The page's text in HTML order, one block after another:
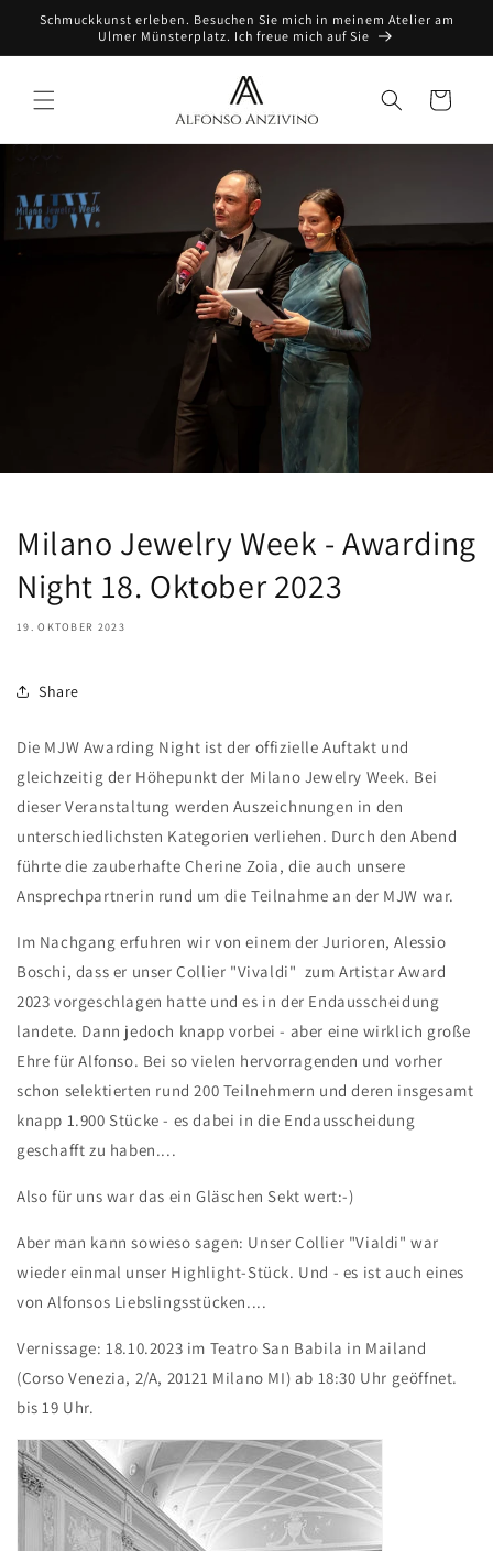
zum
Schmuckkunst erleben. Besuchen Sie mich in meinem Atelier am
Ulmer Münsterplatz. Ich freue mich auf Sie
Warenkorb
Milano Jewelry Week - Awarding
Night 18. Oktober 2023
19. OKTOBER 2023
Share
Die MJW Awarding Night ist der offizielle Auftakt und
gleichzeitig der Höhepunkt der Milano Jewelry Week. Bei
dieser Veranstaltung werden Auszeichnungen in den
unterschiedlichsten Kategorien verliehen. Durch den Abend
führte die zauberhafte Cherine Zoia, die auch unsere
Ansprechpartnerin rund um die Teilnahme an der MJW war.
Im Nachgang erfuhren wir von einem der Jurioren, Alessio
Boschi, dass er unser Collier "Vivaldi" zum Artistar Award
2023 vorgeschlagen hatte und es in der Endausscheidung
landete. Dann jedoch knapp vorbei - aber eine wirklich große
Ehre für Alfonso. Bei so vielen hervorragenden und vorher
schon selektierten rund 200 Teilnehmern und deren insgesamt
knapp 1.900 Stücke - es dabei in die Endausscheidung
geschafft zu haben....
Also für uns war das ein Gläschen Sekt wert:-)
Aber man kann sowieso sagen: Unser Collier "Vialdi" war
wieder einmal unser Highlight-Stück. Und - es ist auch eines
von Alfonsos Liebslingsstücken....
Vernissage: 18.10.2023 im Teatro San Babila in Mailand
(Corso Venezia, 2/A, 20121 Milano MI) ab 18:30 Uhr geöffnet.
bis 19 Uhr.